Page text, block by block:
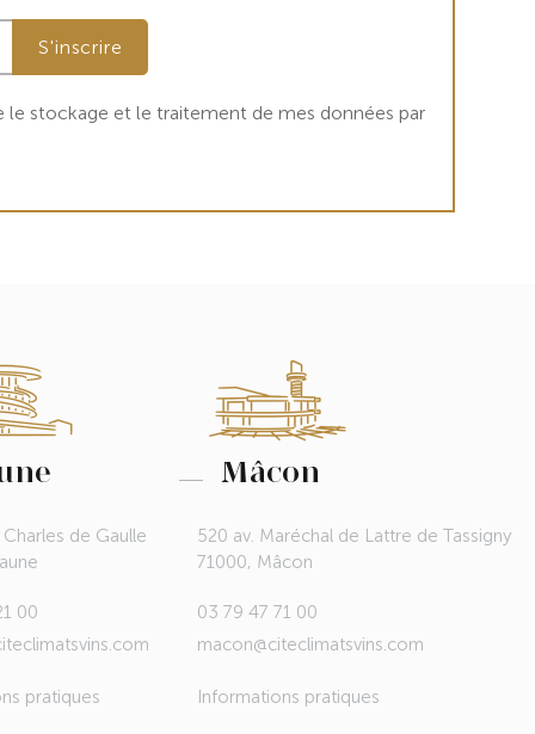
le stockage et le traitement de mes données par
Charles de Gaulle
00
pratiques
Mâcon
520 av. Maréchal de Lattre de Tassigny
71000, Mâcon
03 79 47 71 00
macon@citeclimatsvins.com
Informations pratiques